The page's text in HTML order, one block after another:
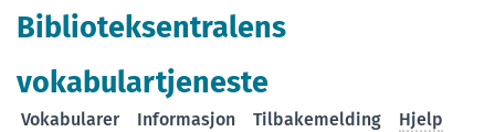
Biblioteksentralens
vokabulartjeneste
Vokabularer Informasjon Tilbakemelding Hjelp